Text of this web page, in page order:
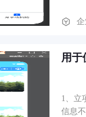
用于
1、立
信息不